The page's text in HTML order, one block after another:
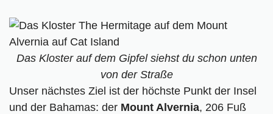
Das Kloster auf dem Gipfel siehst du schon unten
von der Straße
Unser nächstes Ziel ist der höchste Punkt der Insel
und der Bahamas: der Mount Alvernia, 206 Fuß